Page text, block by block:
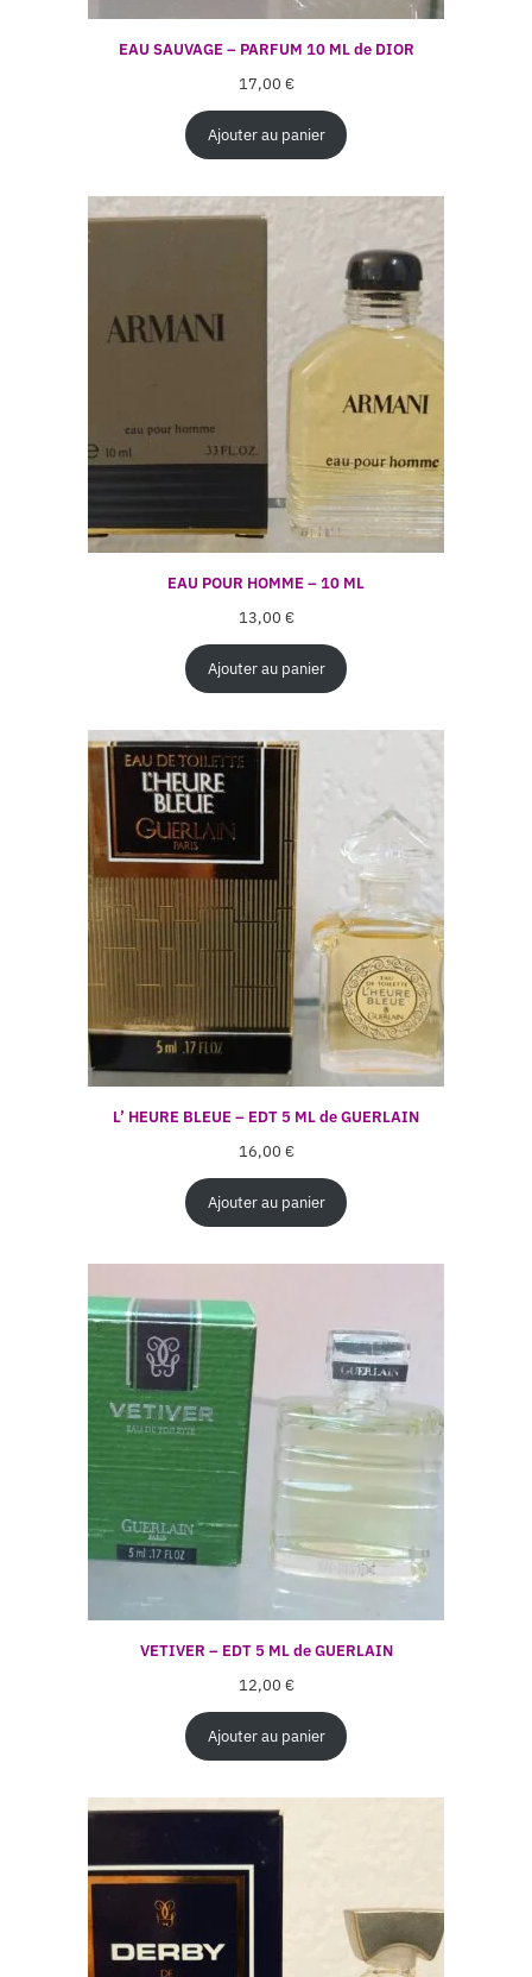
EAU SAUVAGE – PARFUM 10 ML de DIOR
17,00 €
Ajouter au panier
EAU POUR HOMME – 10 ML
13,00 €
Ajouter au panier
L’ HEURE BLEUE – EDT 5 ML de GUERLAIN
16,00 €
Ajouter au panier
VETIVER – EDT 5 ML de GUERLAIN
12,00 €
Ajouter au panier